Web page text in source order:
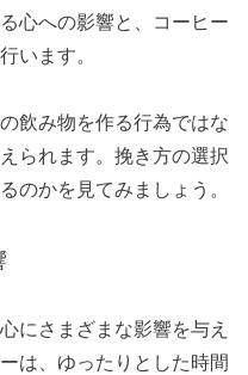
心への影響と、コーヒー
います。
飲み物を作る行為ではな
られます。挽き方の選択
のかを見てみましょう。
にさまざまな影響を与え
は、ゆったりとした時間